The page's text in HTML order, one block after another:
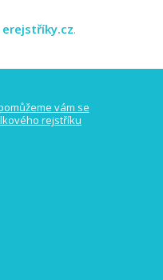
erejstříky.cz.